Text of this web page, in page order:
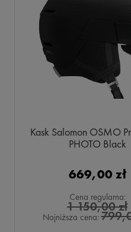
Kask Salomon OSMO
PHOTO Black
669,00 zł
Cena regularna:
1 150,00 zł
Najniższa cena: